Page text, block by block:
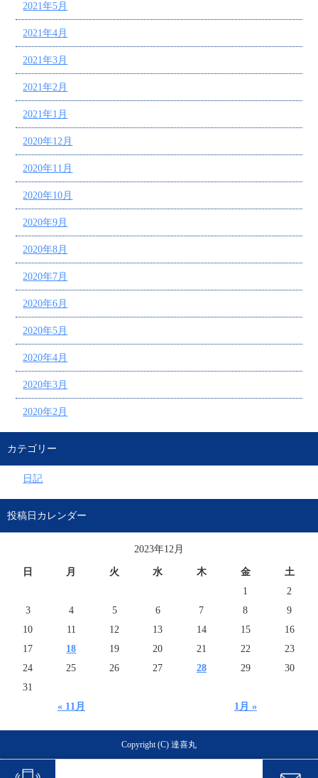
2021年5月
2021年4月
2021年3月
2021年2月
2021年1月
2020年12月
2020年11月
2020年10月
2020年9月
2020年8月
2020年7月
2020年6月
2020年5月
2020年4月
2020年3月
2020年2月
カテゴリー
日記
投稿日カレンダー
2023年12月
日 月 火 水 木 金 土
« 11月 1月 »
1
2
3
4 5 6 7 8
9
10
11 12 13 14 15
16
17
18 19 20 21 22
23
24
25 26 27 28 29
30
31
Copyright (C) 達喜丸